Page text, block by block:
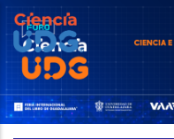
Skip
to
main
content